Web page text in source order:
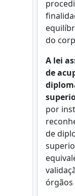
do
A lei
de
por
de